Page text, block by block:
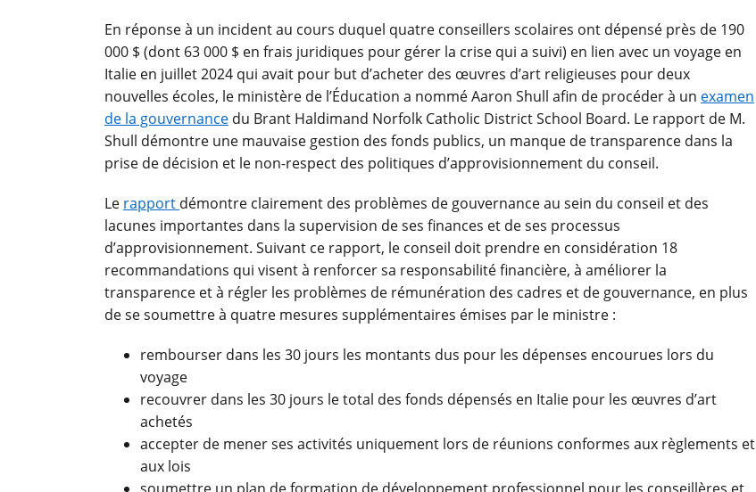
En réponse à un incident au cours duquel quatre conseillers scolaires ont dépensé près de 190
000 $ (dont 63 000 $ en frais juridiques pour gérer la crise qui a suivi) en lien avec un voyage en
Italie en juillet 2024 qui avait pour but d’acheter des œuvres d’art religieuses pour deux
nouvelles écoles, le ministère de l’Éducation a nommé Aaron Shull afin de procéder à un examen
de la gouvernance du Brant Haldimand Norfolk Catholic District School Board. Le rapport de M.
Shull démontre une mauvaise gestion des fonds publics, un manque de transparence dans la
prise de décision et le non-respect des politiques d’approvisionnement du conseil.
Le rapport démontre clairement des problèmes de gouvernance au sein du conseil et des
lacunes importantes dans la supervision de ses finances et de ses processus
d’approvisionnement. Suivant ce rapport, le conseil doit prendre en considération 18
recommandations qui visent à renforcer sa responsabilité financière, à améliorer la
transparence et à régler les problèmes de rémunération des cadres et de gouvernance, en plus
de se soumettre à quatre mesures supplémentaires émises par le ministre :
rembourser dans les 30 jours les montants dus pour les dépenses encourues lors du
voyage
recouvrer dans les 30 jours le total des fonds dépensés en Italie pour les œuvres d’art
achetés
accepter de mener ses activités uniquement lors de réunions conformes aux règlements et
aux lois